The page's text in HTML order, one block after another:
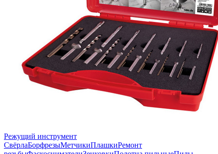
Режущий инструмент
СвёрлаБорфрезыМетчикиПлашкиРемонт